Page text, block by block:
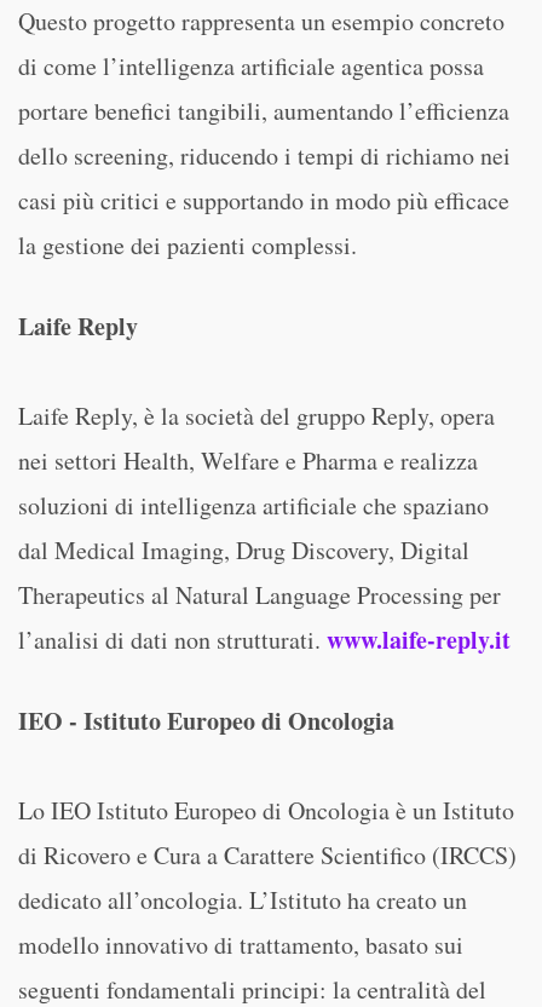
Questo progetto rappresenta un esempio concreto
di come l’intelligenza artificiale agentica possa
portare benefici tangibili, aumentando l’efficienza
dello screening, riducendo i tempi di richiamo nei
casi più critici e supportando in modo più efficace
la gestione dei pazienti complessi.
Laife Reply
Laife Reply, è la società del gruppo Reply, opera
nei settori Health, Welfare e Pharma e realizza
soluzioni di intelligenza artificiale che spaziano
dal Medical Imaging, Drug Discovery, Digital
Therapeutics al Natural Language Processing per
l’analisi di dati non strutturati. www.laife-reply.it
IEO - Istituto Europeo di Oncologia
Lo IEO Istituto Europeo di Oncologia è un Istituto
di Ricovero e Cura a Carattere Scientifico (IRCCS)
dedicato all’oncologia. L’Istituto ha creato un
modello innovativo di trattamento, basato sui
seguenti fondamentali principi: la centralità del